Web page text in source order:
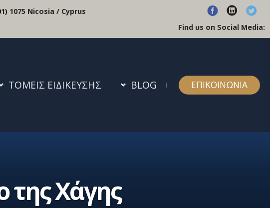
1075 Nicosia / Cyprus
Find us on Social Media:
ΤΟΜΕΙΣ ΕΙΔΙΚΕΥΣΗΣ BLOG ΕΠΙΚΟΙΝΩΝΙΑ
της Χάγης